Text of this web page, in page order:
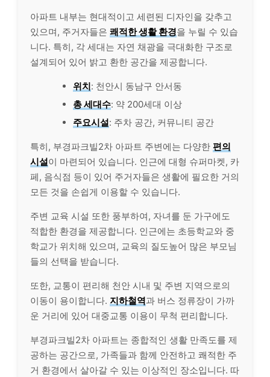
아파트 내부는 현대적이고 세련된 디자인을 갖추고
있으며, 주거자들은 쾌적한 생활 환경을 누릴 수 있습
니다. 특히, 각 세대는 자연 채광을 극대화한 구조로
설계되어 있어 밝고 환한 공간을 제공합니다.
위치: 천안시 동남구 안서동
총 세대수: 약 200세대 이상
주요시설: 주차 공간, 커뮤니티 공간
특히, 부경파크빌2차 아파트 주변에는 다양한 편의
시설이 마련되어 있습니다. 인근에 대형 슈퍼마켓, 카
페, 음식점 등이 있어 주거자들은 생활에 필요한 거의
모든 것을 손쉽게 이용할 수 있습니다.
주변 교육 시설 또한 풍부하여, 자녀를 둔 가구에도
적합한 환경을 제공합니다. 인근에는 초등학교와 중
학교가 위치해 있으며, 교육의 질도높어 많은 부모님
들의 선택을 받습니다.
또한, 교통이 편리해 천안 시내 및 주변 지역으로의
이동이 용이합니다. 지하철역과 버스 정류장이 가까
운 거리에 있어 대중교통 이용이 무척 편리합니다.
부경파크빌2차 아파트는 종합적인 생활 만족도를 제
공하는 공간으로, 가족들과 함께 안전하고 쾌적한 주
거 환경에서 살아갈 수 있는 이상적인 장소입니다. 따